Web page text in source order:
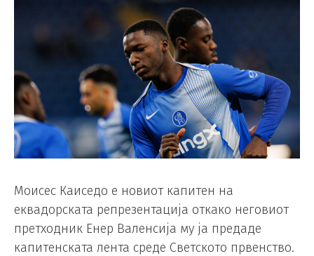
Моисес Каиседо е новиот капитен на
еквадорската репрезентација откако неговиот
претходник Енер Валенсија му ја предаде
капитенската лента среде Светското првенство.